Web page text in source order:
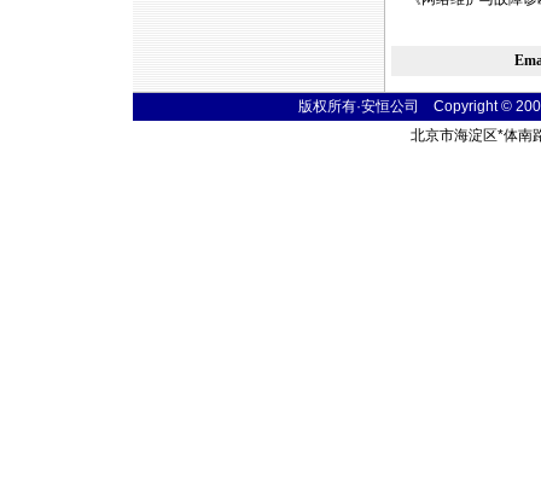
版权所有·安恒公司 Copyright ©
北京市海淀区*体南